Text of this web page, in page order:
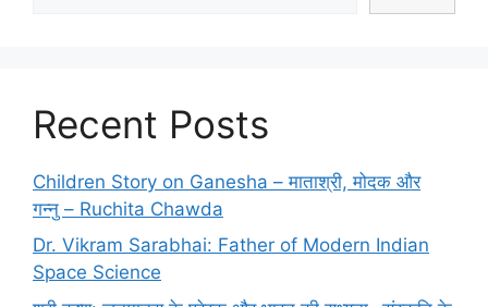
Recent Posts
Children Story on Ganesha – माताश्री, मोदक और
गन्नु – Ruchita Chawda
Dr. Vikram Sarabhai: Father of Modern Indian
Space Science